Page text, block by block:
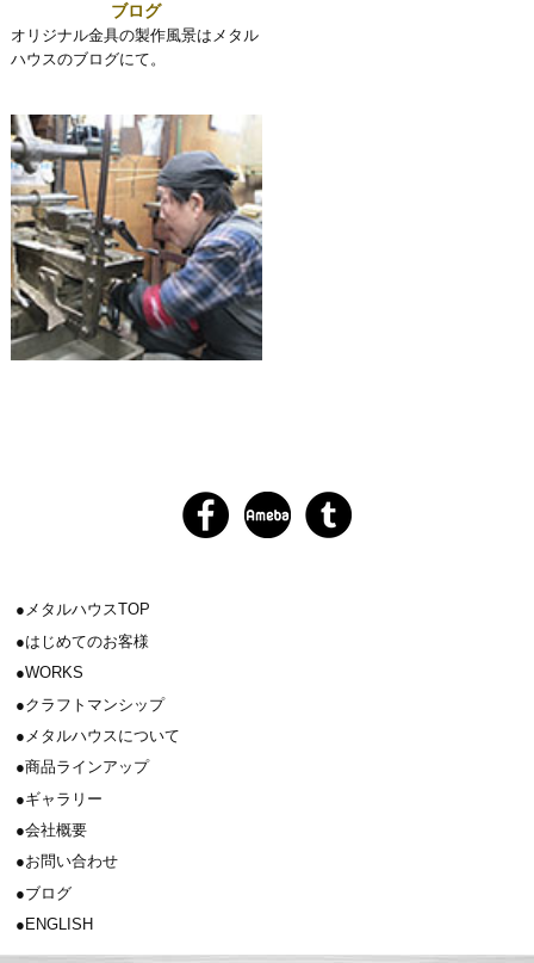
ブログ
オリジナル金具の製作風景はメタル
ハウスのブログにて。
メタルハウスTOP
はじめてのお客様
WORKS
クラフトマンシップ
メタルハウスについて
商品ラインアップ
ギャラリー
会社概要
お問い合わせ
ブログ
ENGLISH